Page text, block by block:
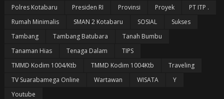
Polres Kotabaru
Presiden RI Provinsi Proyek
PT ITP .
Rumah Minimalis
SMAN 2 Kotabaru SOSIAL
Sukses
Tambang
Tambang Batubara
Tanah Bumbu
Tanaman Hias
Tenaga Dalam
TIPS
TMMD Kodim 1004/Ktb
TMMD Kodim 1004Ktb
Traveling
TV Suarabamega Online
Wartawan WISATA
Y
Youtube